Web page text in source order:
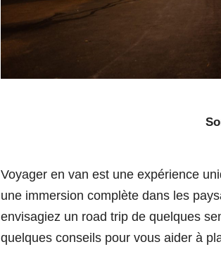
Voyager en van est une expérience
une immersion complète dans les
envisagiez un road trip de quelques
quelques conseils pour vous aider à